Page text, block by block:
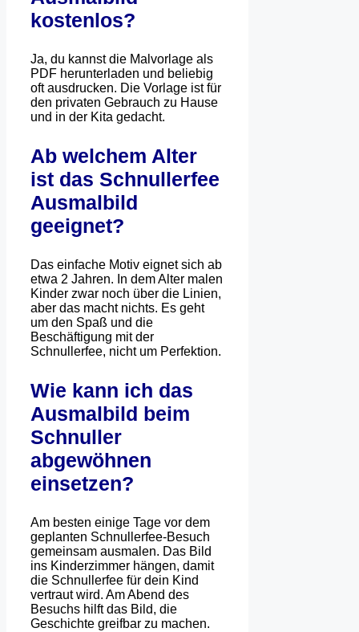
kostenlos?
Ja, du kannst die Malvorlage als
PDF herunterladen und beliebig
oft ausdrucken. Die Vorlage ist für
den privaten Gebrauch zu Hause
und in der Kita gedacht.
Ab welchem Alter
ist das Schnullerfee
Ausmalbild
geeignet?
Das einfache Motiv eignet sich ab
etwa 2 Jahren. In dem Alter malen
Kinder zwar noch über die Linien,
aber das macht nichts. Es geht
um den Spaß und die
Beschäftigung mit der
Schnullerfee, nicht um Perfektion.
Wie kann ich das
Ausmalbild beim
Schnuller
abgewöhnen
einsetzen?
Am besten einige Tage vor dem
geplanten Schnullerfee-Besuch
gemeinsam ausmalen. Das Bild
ins Kinderzimmer hängen, damit
die Schnullerfee für dein Kind
vertraut wird. Am Abend des
Besuchs hilft das Bild, die
Geschichte greifbar zu machen.